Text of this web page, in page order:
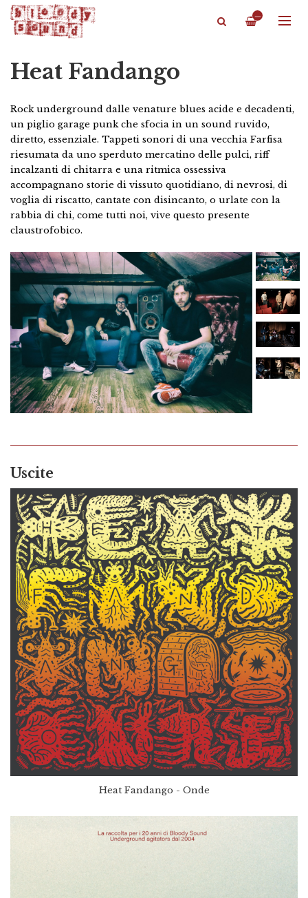
—
Heat Fandango
Rock underground dalle venature blues acide e decadenti,
un piglio garage punk che sfocia in un sound ruvido,
diretto, essenziale. Tappeti sonori di una vecchia Farfisa
riesumata da uno sperduto mercatino delle pulci, riff
incalzanti di chitarra e una ritmica ossessiva
accompagnano storie di vissuto quotidiano, di nevrosi, di
voglia di riscatto, cantate con disincanto, o urlate con la
rabbia di chi, come tutti noi, vive questo presente
claustrofobico.
Uscite
Heat Fandango - Onde